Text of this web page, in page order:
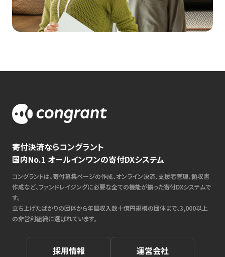
寄付決済ならコングラント
国内No.1 オールインワンの寄付DXシステム
コングラントは、寄付募集ページの作成、オンライン決済、支援者管理、領収書
作成など、ファンドレイジングに必要な全ての機能が揃った寄付DXシステムで
す。
立ち上げたばかりの団体から年間収入数十億円規模の団体まで、3,000以上
の非営利組織に選ばれています。
採用情報 運営会社